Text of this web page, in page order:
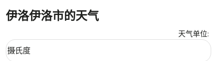
伊洛伊洛市的天气
天气单位:
Weather unit option 摄氏度 Selected
摄氏度
keyboard_arrow_down